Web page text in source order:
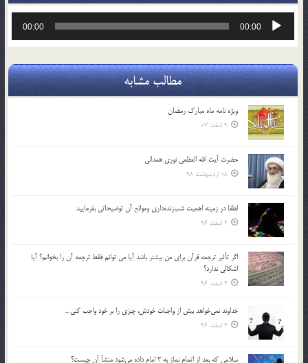
پخش‌کننده
00:00
00:00
مطالب مشابه
ویژه نامه ماه مبارک رمضان
9 اسفند 03
حضرت آیت الله العظمی نوری همدانی
18 اردیبهشت 98
لطفا در زمينه اهميت شب‌زنده‌داري وموانع آن توضيحاتي بفرماييد.
2 اسفند 96
اگر تأثير ترجمه قرآن براي من بيشتر باشد آيا مي توانم فقط ترجمه آن را بخوانم؟ آيا
اشكالي ندارد؟
2 اسفند 96
خداوند نمي‌خواهد بيش از واجبات خودش، چيزي را بر خود واجب كني…
2 اسفند 96
سلامي كه بعد از اتمام نماز به 3 امام داده مي‌شود منشأ آن چيست؟